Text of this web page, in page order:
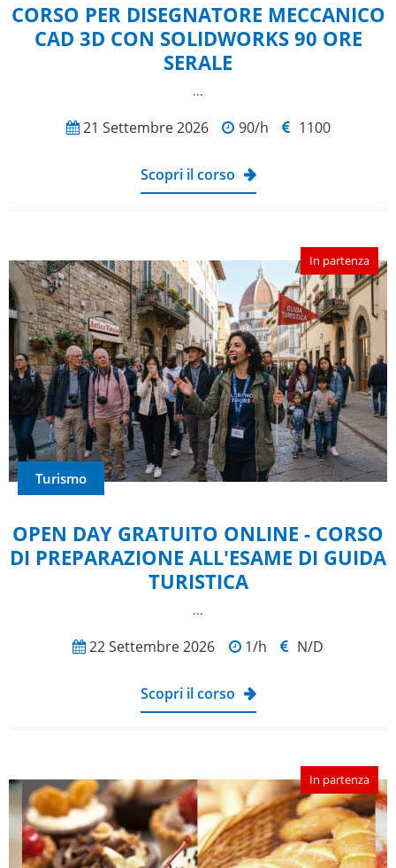
CORSO PER DISEGNATORE MECCANICO
CAD 3D CON SOLIDWORKS 90 ORE
SERALE
...
21 Settembre 2026 90/h 1100
Scopri il corso
In partenza
Turismo
OPEN DAY GRATUITO ONLINE - CORSO
DI PREPARAZIONE ALL'ESAME DI GUIDA
TURISTICA
...
22 Settembre 2026 1/h N/D
Scopri il corso
In partenza